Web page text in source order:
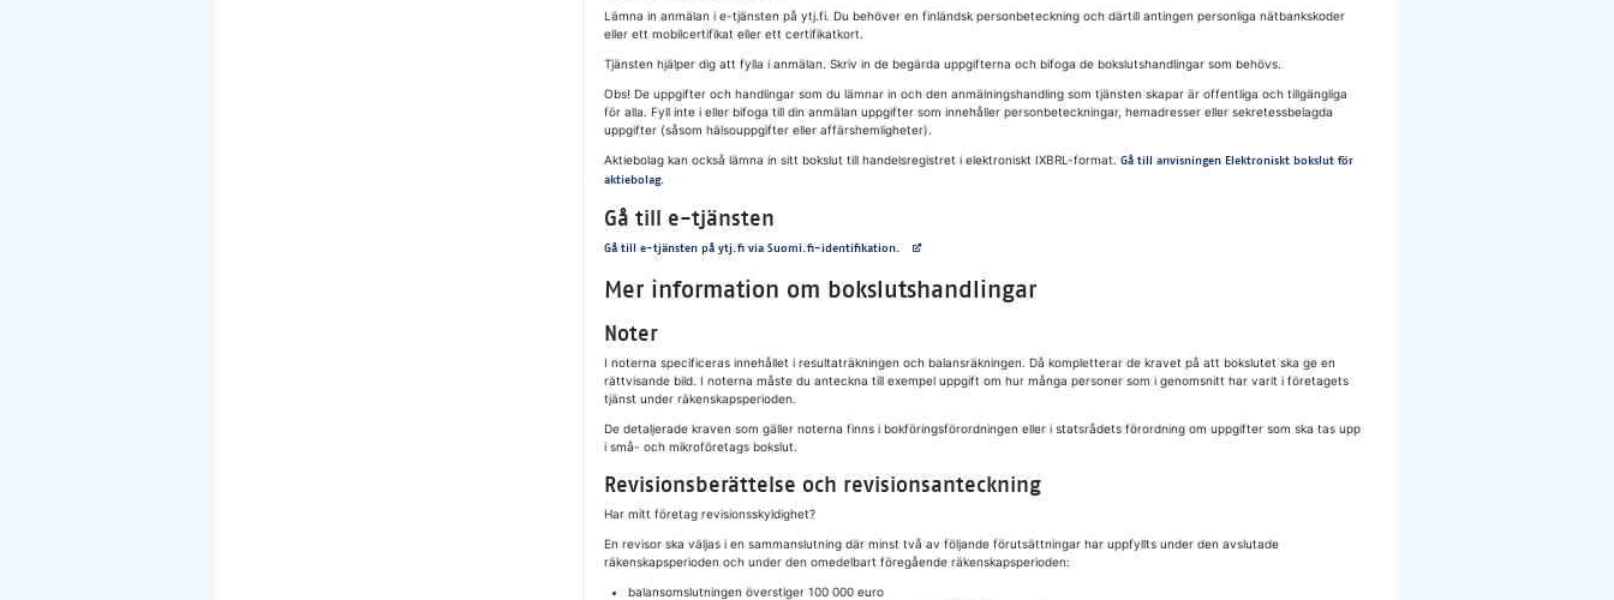
Lämna in anmälan i e-tjänsten på ytj.fi. Du behöver en finländsk personbeteckning och därtill antingen personliga nätbankskoder
eller ett mobilcertifikat eller ett certifikatkort.
Tjänsten hjälper dig att fylla i anmälan. Skriv in de begärda uppgifterna och bifoga de bokslutshandlingar som behövs.
Obs! De uppgifter och handlingar som du lämnar in och den anmälningshandling som tjänsten skapar är offentliga och tillgängliga
för alla. Fyll inte i eller bifoga till din anmälan uppgifter som innehåller personbeteckningar, hemadresser eller sekretessbelagda
uppgifter (såsom hälsouppgifter eller affärshemligheter).
Aktiebolag kan också lämna in sitt bokslut till handelsregistret i elektroniskt IXBRL-format.Gå till anvisningen Elektroniskt bokslut för
aktiebolag.
Gå till e-tjänsten
Gå till e-tjänsten på ytj.fi via Suomi.fi-identifikation. Avautuu uuteen välilehteen
Mer information om bokslutshandlingar
Noter
I noterna specificeras innehållet i resultaträkningen och balansräkningen. Då kompletterar de kravet på att bokslutet ska ge en
rättvisande bild. I noterna måste du anteckna till exempel uppgift om hur många personer som i genomsnitt har varit i företagets
tjänst under räkenskapsperioden.
De detaljerade kraven som gäller noterna finns i bokföringsförordningen eller i statsrådets förordning om uppgifter som ska tas upp
i små- och mikroföretags bokslut.
Revisionsberättelse och revisionsanteckning
Har mitt företag revisionsskyldighet?
En revisor ska väljas i en sammanslutning där minst två av följande förutsättningar har uppfyllts under den avslutade
räkenskapsperioden och under den omedelbart föregående räkenskapsperioden:
balansomslutningen överstiger 100 000 euro